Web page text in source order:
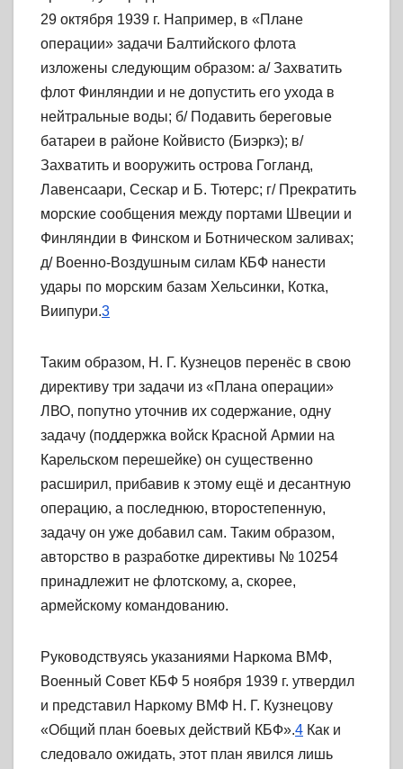
29 октября 1939 г. Например, в «Плане
операции» задачи Балтийского флота
изложены следующим образом: а/ Захватить
флот Финляндии и не допустить его ухода в
нейтральные воды; б/ Подавить береговые
батареи в районе Койвисто (Биэркэ); в/
Захватить и вооружить острова Гогланд,
Лавенсаари, Сескар и Б. Тютерс; г/ Прекратить
морские сообщения между портами Швеции и
Финляндии в Финском и Ботническом заливах;
д/ Военно-Воздушным силам КБФ нанести
удары по морским базам Хельсинки, Котка,
Виипури.3
Таким образом, Н. Г. Кузнецов перенёс в свою
директиву три задачи из «Плана операции»
ЛВО, попутно уточнив их содержание, одну
задачу (поддержка войск Красной Армии на
Карельском перешейке) он существенно
расширил, прибавив к этому ещё и десантную
операцию, а последнюю, второстепенную,
задачу он уже добавил сам. Таким образом,
авторство в разработке директивы № 10254
принадлежит не флотскому, а, скорее,
армейскому командованию.
Руководствуясь указаниями Наркома ВМФ,
Военный Совет КБФ 5 ноября 1939 г. утвердил
и представил Наркому ВМФ Н. Г. Кузнецову
«Общий план боевых действий КБФ».4 Как и
следовало ожидать, этот план явился лишь